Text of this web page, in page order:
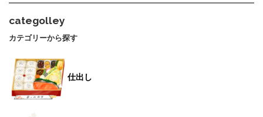
categolley
カテゴリーから探す
仕出し